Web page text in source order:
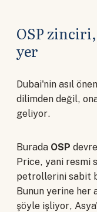
OSP
yer
Dubai'nin asıl
dilimden değil,
geliyor.
Burada OSP
Price, yani resmi
petrollerini sabit
Bunun yerine her
şöyle işliyor,